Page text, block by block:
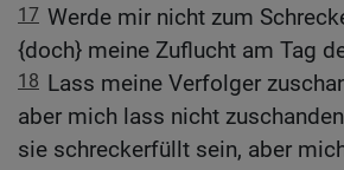
17 Werde mir nicht zum
{doch} meine Zuflucht am Tag
18 Lass meine Verfolger
aber mich lass nicht
sie schreckerfüllt sein, aber